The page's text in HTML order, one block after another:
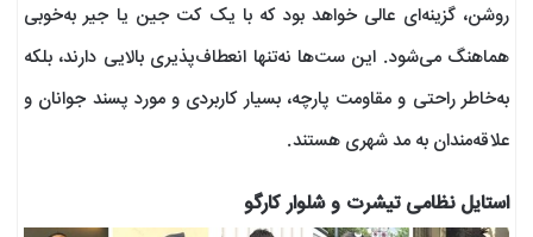
روشن، گزینه‌ای عالی خواهد بود که با یک کت جین یا جیر به‌خوبی
هماهنگ می‌شود. این ست‌ها نه‌تنها انعطاف‌پذیری بالایی دارند، بلکه
به‌خاطر راحتی و مقاومت پارچه، بسیار کاربردی و مورد پسند جوانان و
علاقه‌مندان به مد شهری هستند.
استایل نظامی تیشرت و شلوار کارگو